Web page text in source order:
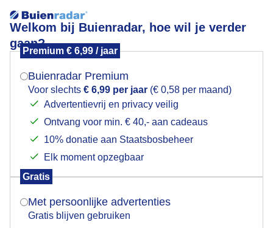
Welkom bij Buienradar, hoe wil je verder
gaan?
Premium € 6,99 / jaar
Buienradar Premium
Voor slechts € 6,99 per jaar (€ 0,58 per maand)
Advertentievrij en privacy veilig
Ontvang voor min. € 40,- aan cadeaus
10% donatie aan Staatsbosbeheer
Elk moment opzegbaar
Gratis
Met persoonlijke advertenties
Gratis blijven gebruiken
Gaatje in de bewolking
Mogen we je locatie gebruiken voor het
Indien je hier nog geen akkoord op hebt gegeven,
verschijnt er zo een pop-up uit je browser waarin
Is goed, toon de popup